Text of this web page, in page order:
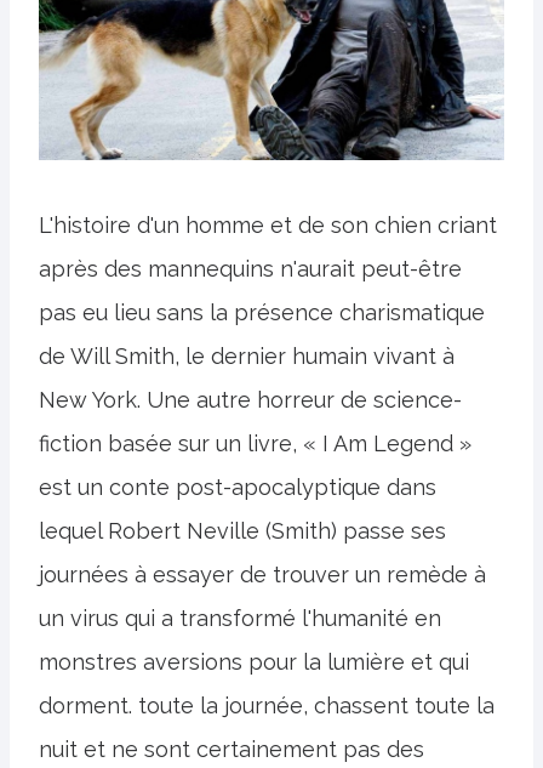
L'histoire d'un homme et de son chien criant
après des mannequins n'aurait peut-être
pas eu lieu sans la présence charismatique
de Will Smith, le dernier humain vivant à
New York. Une autre horreur de science-
fiction basée sur un livre, « I Am Legend »
est un conte post-apocalyptique dans
lequel Robert Neville (Smith) passe ses
journées à essayer de trouver un remède à
un virus qui a transformé l'humanité en
monstres aversions pour la lumière et qui
dorment. toute la journée, chassent toute la
nuit et ne sont certainement pas des